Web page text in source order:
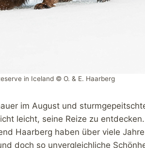
in Iceland © O. & E. Haarberg
im August und
leicht, seine Reize zu
Haarberg haben über viele
doch so unvergleichliche